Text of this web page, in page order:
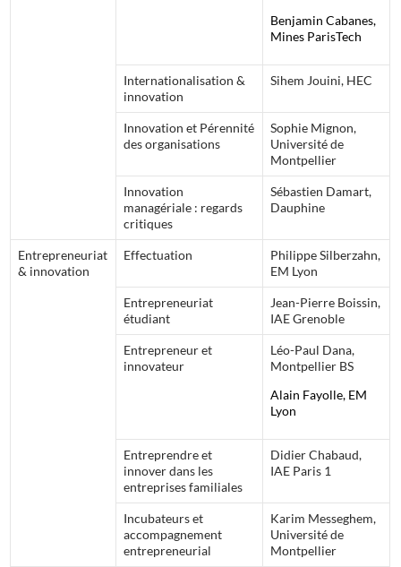
Benjamin Cabanes,
Mines ParisTech
Internationalisation &
innovation
Sihem Jouini, HEC
Innovation et Pérennité
des organisations
Sophie Mignon,
Université de
Montpellier
Innovation
managériale : regards
critiques
Sébastien Damart,
Dauphine
Entrepreneuriat
& innovation
Effectuation
Philippe Silberzahn,
EM Lyon
Entrepreneuriat
étudiant
Jean-Pierre Boissin,
IAE Grenoble
Entrepreneur et
innovateur
Léo-Paul Dana,
Montpellier BS
Alain Fayolle, EM
Lyon
Entreprendre et
innover dans les
entreprises familiales
Didier Chabaud,
IAE Paris 1
Incubateurs et
accompagnement
entrepreneurial
Karim Messeghem,
Université de
Montpellier